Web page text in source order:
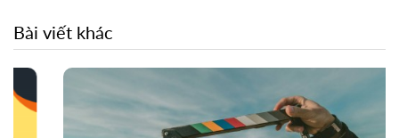
Bài viết khác